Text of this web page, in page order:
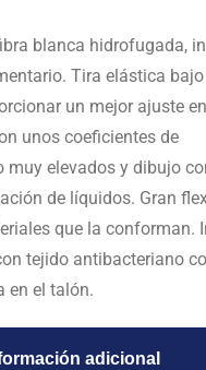
adicional
blanca hidrofugada,
Tira elástica
un mejor ajuste en
unos coeficientes de
muy elevados y dibujo
de líquidos. Gran
que la conforman.
tejido antibacteriano
en el talón.